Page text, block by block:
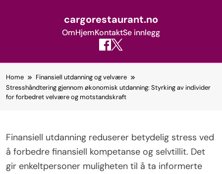
cargorestaurant.no
OmHjemKontaktSe innlegg
to
content
Home
Finansiell utdanning og velvære
Stresshåndtering gjennom økonomisk utdanning: Styrking av individer
for forbedret velvære og motstandskraft
Finansiell utdanning reduserer betydelig stress ved
å forbedre finansiell kompetanse og selvtillit. Det
gir enkeltpersoner muligheten til å ta informerte